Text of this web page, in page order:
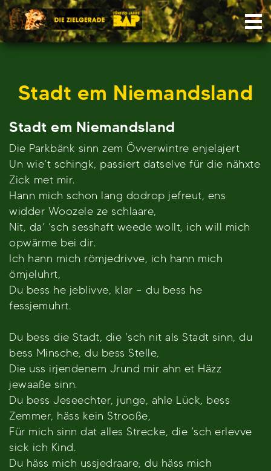
Skip
to
content
Stadt em Niemandsland
Stadt em Niemandsland
Die Parkbänk sinn zem Övverwintre enjelajert
Un wie’t schingk, passiert datselve für die nähxte
Zick met mir.
Hann mich schon lang dodrop jefreut, ens
widder Woozele ze schlaare,
Nit, da’ ’sch sesshaft weede wollt, ich will mich
opwärme bei dir.
Ich hann mich römjedrivve, ich hann mich
ömjeluhrt,
Du bess he jeblivve, klar – du bess he
fessjemuhrt.
Du bess die Stadt, die ’sch nit als Stadt sinn, du
bess Minsche, du bess Stelle,
Die uss irjendenem Jrund mir ahn et Häzz
jewaaße sinn.
Du bess Jeseechter, junge, ahle Lück, bess
Zemmer, häss kein Strooße,
Für mich sinn dat alles Strecke, die ’sch erlevve
sick ich Kind.
Du häss mich ussjedraare, du häss mich